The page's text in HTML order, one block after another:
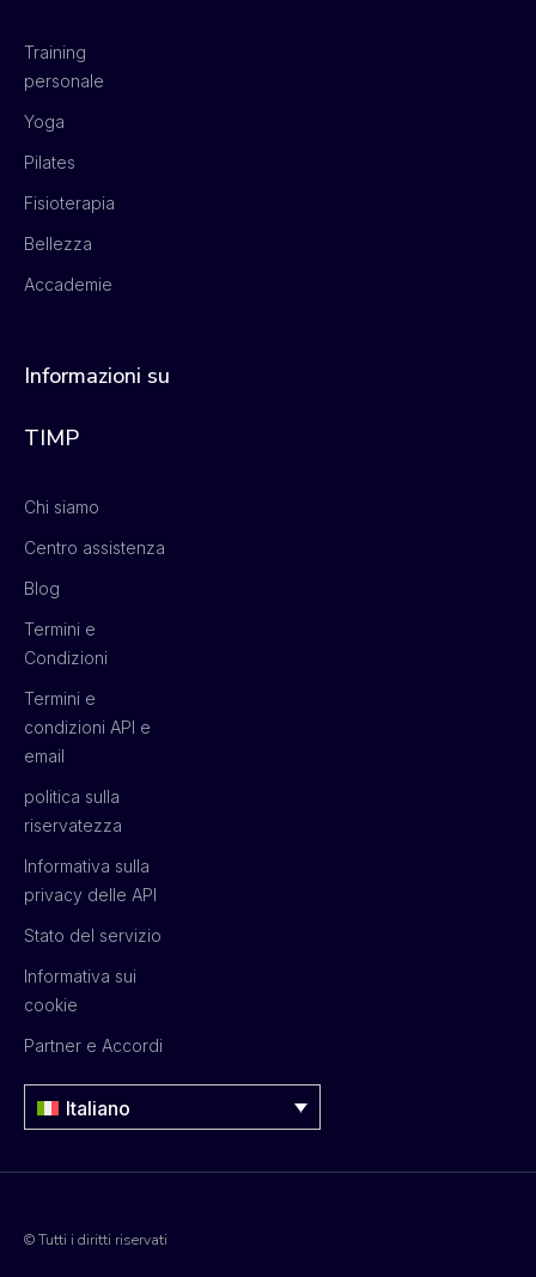
Training
personale
Yoga
Pilates
Fisioterapia
Bellezza
Accademie
Informazioni su
TIMP
Chi siamo
Centro assistenza
Blog
Termini e
Condizioni
Termini e
condizioni API e
email
politica sulla
riservatezza
Informativa sulla
privacy delle API
Stato del servizio
Informativa sui
cookie
Partner e Accordi
Italiano
© Tutti i diritti riservati